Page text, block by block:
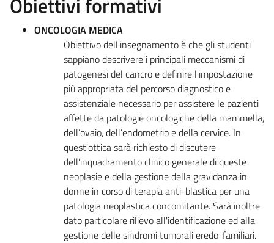
ONCOLOGIA MEDICA
Obiettivo dell'insegnamento è che gli studenti
sappiano descrivere i principali meccanismi di
patogenesi del cancro e definire l'impostazione
più appropriata del percorso diagnostico e
assistenziale necessario per assistere le pazienti
affette da patologie oncologiche della mammella,
dell’ovaio, dell’endometrio e della cervice. In
quest'ottica sarà richiesto di discutere
dell’inquadramento clinico generale di queste
neoplasie e della gestione della gravidanza in
donne in corso di terapia anti-blastica per una
patologia neoplastica concomitante. Sarà inoltre
dato particolare rilievo all'identificazione ed alla
gestione delle sindromi tumorali eredo-familiari.